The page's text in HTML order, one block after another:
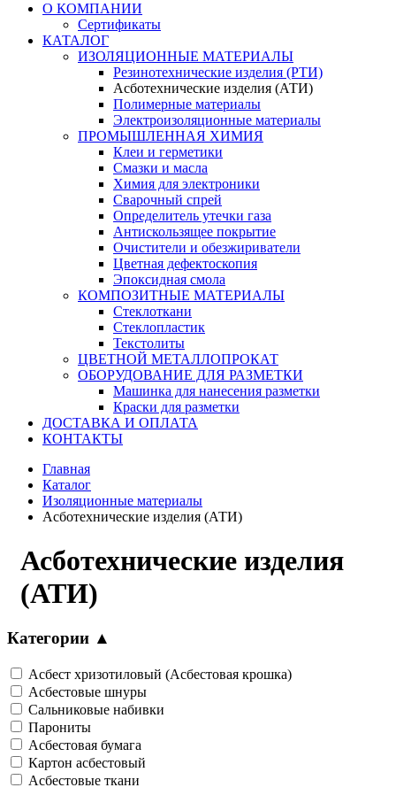
О КОМПАНИИ
Сертификаты
КАТАЛОГ
ИЗОЛЯЦИОННЫЕ МАТЕРИАЛЫ
Резинотехнические изделия (РТИ)
Асботехнические изделия (АТИ)
Полимерные материалы
Электроизоляционные материалы
ПРОМЫШЛЕННАЯ ХИМИЯ
Клеи и герметики
Смазки и масла
Химия для электроники
Сварочный спрей
Определитель утечки газа
Антискользящее покрытие
Очистители и обезжириватели
Цветная дефектоскопия
Эпоксидная смола
КОМПОЗИТНЫЕ МАТЕРИАЛЫ
Стеклоткани
Стеклопластик
Текстолиты
ЦВЕТНОЙ МЕТАЛЛОПРОКАТ
ОБОРУДОВАНИЕ ДЛЯ РАЗМЕТКИ
Машинка для нанесения разметки
Краски для разметки
ДОСТАВКА И ОПЛАТА
КОНТАКТЫ
Главная
Каталог
Изоляционные материалы
Асботехнические изделия (АТИ)
Асботехнические изделия
(АТИ)
Категории ▲
Асбест хризотиловый (Асбестовая крошка)
Асбестовые шнуры
Сальниковые набивки
Парониты
Асбестовая бумага
Картон асбестовый
Асбестовые ткани